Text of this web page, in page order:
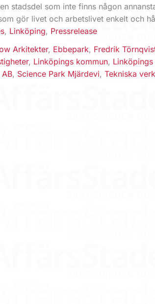
stadsdel som inte finns någon
gör livet och arbetslivet enkelt och
, Linköping, Pressrelease
Arkitekter, Ebbepark, Fredrik
, Linköpings kommun,
, Science Park Mjärdevi,Tekniska